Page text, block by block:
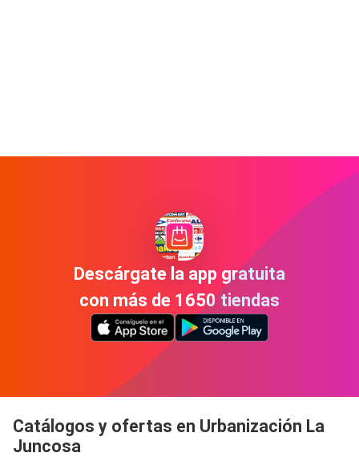
Descárgate la app gratuita
con más de 1650 tiendas
Catálogos y ofertas en Urbanización La
Juncosa